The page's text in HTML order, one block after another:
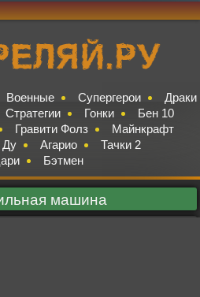
Военные Супергерои
Драки
Стратегии Гонки
Бен 10
Гравити Фолз
Майнкрафт
Ду Агарио
Тачки 2
Бэтмен
машина